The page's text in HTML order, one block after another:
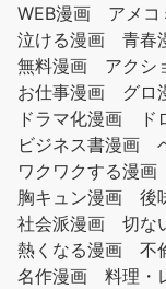
WEB漫画
アメコ
泣ける漫画
青春
無料漫画
アクシ
お仕事漫画
グロ
ドラマ化漫画
ド
ビジネス書漫画
ワクワクする漫画
胸キュン漫画
後
社会派漫画
切な
熱くなる漫画
不
名作漫画
料理・